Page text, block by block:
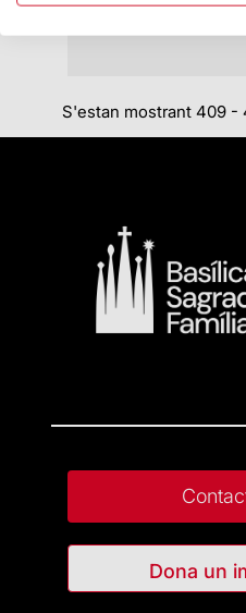
S'estan mostrant 409 -
Dona un